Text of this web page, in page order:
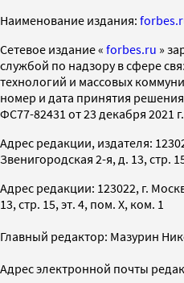
Наименование издания:
Cетевое издание « forbes.ru »
службой по надзору в сфере
технологий и массовых
номер и дата принятия
ФС77-82431 от 23 декабря 2021 г.
Адрес редакции, издателя:
Звенигородская 2-я, д. 13, стр.
Адрес редакции: 123022, г.
13, стр. 15, эт. 4, пом. X, ком. 1
Главный редактор: Мазурин
Адрес электронной почты